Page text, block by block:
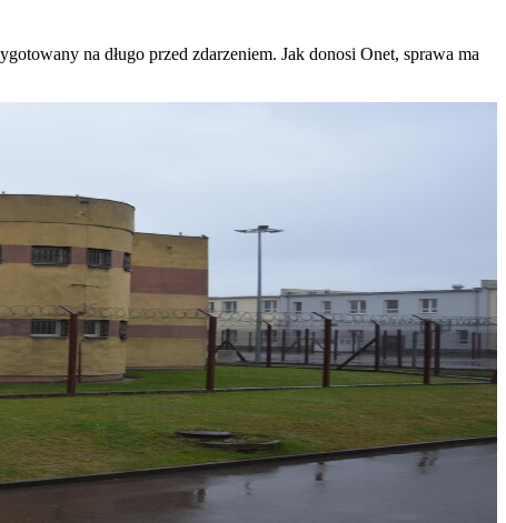
na długo przed zdarzeniem. Jak donosi Onet, sprawa ma